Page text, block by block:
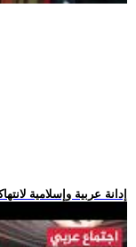
.. إدانة عربية وإسلامية